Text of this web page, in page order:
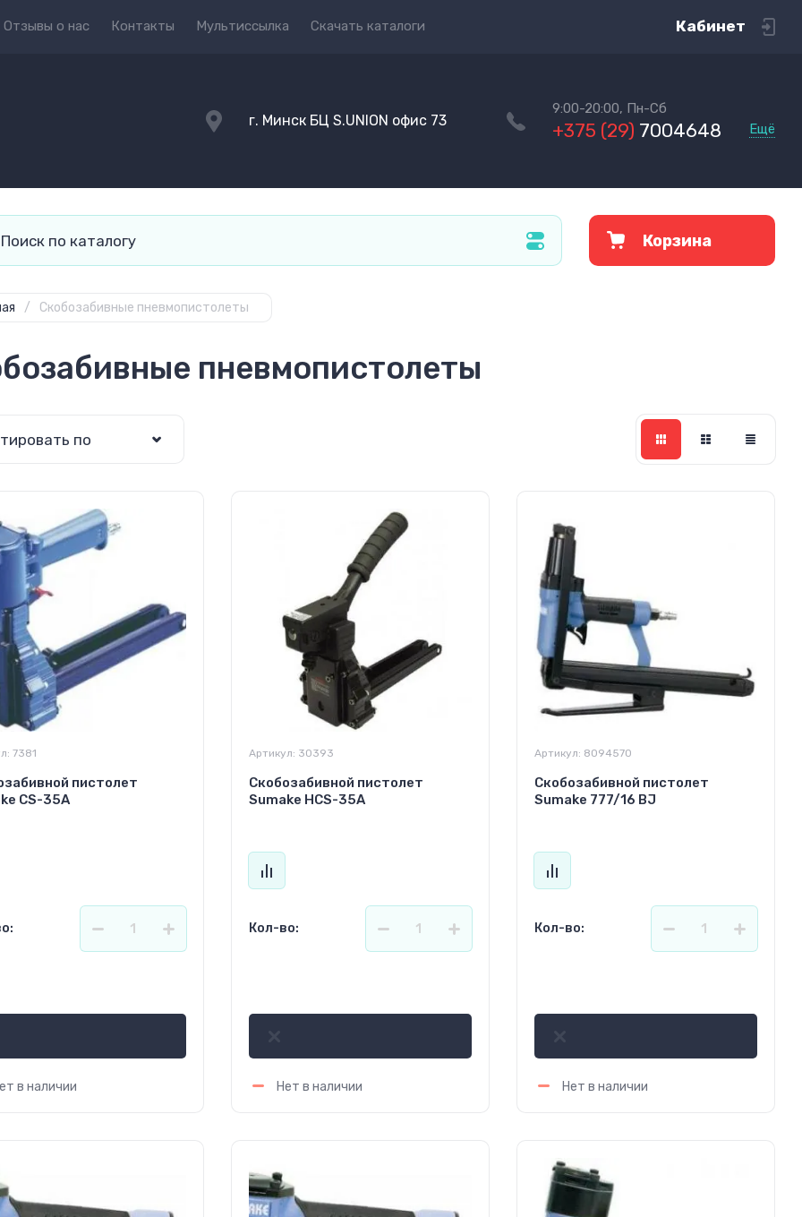
Отзывы о нас Контакты Мультиссылка Скачать каталоги Кабинет
г. Минск БЦ S.UNION офис 73
9:00-20:00, Пн-Сб
+375 (29) 7004648 Ещё
Корзина
/ Скобозабивные пневмопистолеты
пневмопистолеты
по
7381
пистолет
CS-35A
в наличии
Артикул: 30393
Скобозабивной пистолет
Sumake HCS-35A
Кол-во:
Нет в наличии
Артикул: 8094570
Скобозабивной пистолет
Sumake 777/16 BJ
Кол-во:
Нет в наличии